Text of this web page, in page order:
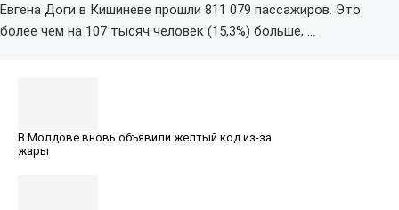
Евгена Доги в Кишиневе прошли 811 079 пассажиров. Это
более чем на 107 тысяч человек (15,3%) больше, …
В Молдове вновь объявили желтый код из-за
жары